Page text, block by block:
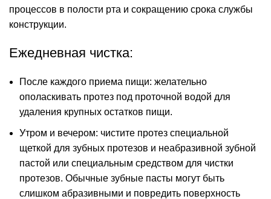
процессов в полости рта и сокращению срока службы
конструкции.
Ежедневная чистка:
После каждого приема пищи: желательно
ополаскивать протез под проточной водой для
удаления крупных остатков пищи.
Утром и вечером: чистите протез специальной
щеткой для зубных протезов и неабразивной зубной
пастой или специальным средством для чистки
протезов. Обычные зубные пасты могут быть
слишком абразивными и повредить поверхность